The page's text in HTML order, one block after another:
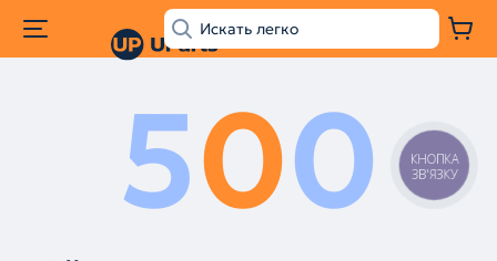
500
КНОПКА
ЗВ'ЯЗКУ